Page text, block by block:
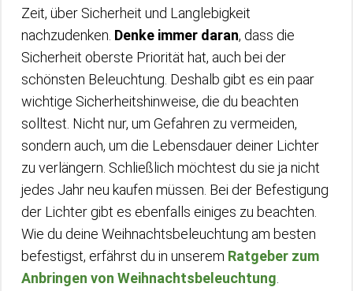
Zeit, über Sicherheit und Langlebigkeit
nachzudenken. Denke immer daran, dass die
Sicherheit oberste Priorität hat, auch bei der
schönsten Beleuchtung. Deshalb gibt es ein paar
wichtige Sicherheitshinweise, die du beachten
solltest. Nicht nur, um Gefahren zu vermeiden,
sondern auch, um die Lebensdauer deiner Lichter
zu verlängern. Schließlich möchtest du sie ja nicht
jedes Jahr neu kaufen müssen. Bei der Befestigung
der Lichter gibt es ebenfalls einiges zu beachten.
Wie du deine Weihnachtsbeleuchtung am besten
befestigst, erfährst du in unserem Ratgeber zum
Anbringen von Weihnachtsbeleuchtung